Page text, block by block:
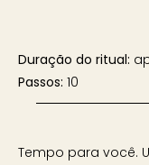
Duração do ritual:
Passos: 10
Tempo para você.